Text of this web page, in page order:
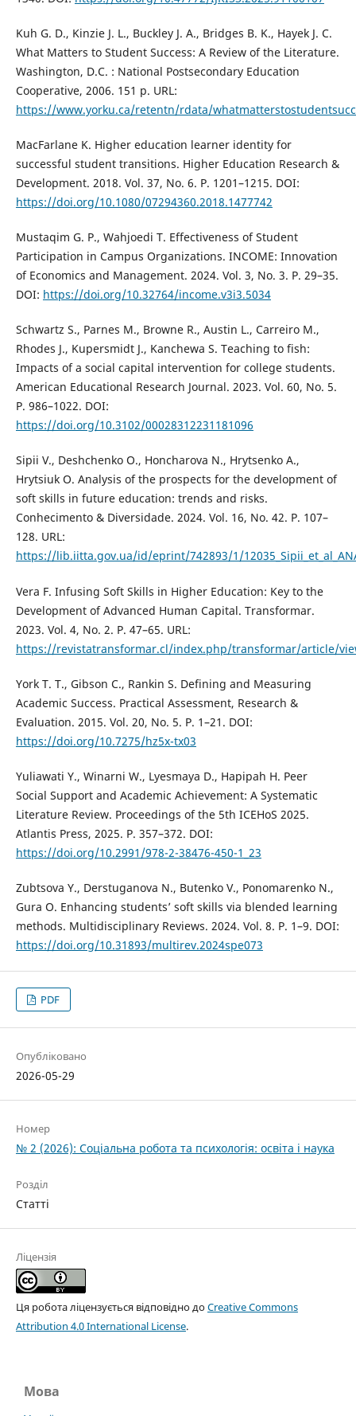
Kuh G. D., Kinzie J. L., Buckley J. A., Bridges B. K., Hayek J. C.
What Matters to Student Success: A Review of the Literature.
Washington, D.C. : National Postsecondary Education
Cooperative, 2006. 151 p. URL:
https://www.yorku.ca/retentn/rdata/
MacFarlane K. Higher education learner identity for
successful student transitions. Higher Education Research &
Development. 2018. Vol. 37, No. 6. P. 1201–1215. DOI:
https://doi.org/10.1080/07294360.2018.1477742
Mustaqim G. P., Wahjoedi T. Effectiveness of Student
Participation in Campus Organizations. INCOME: Innovation
of Economics and Management. 2024. Vol. 3, No. 3. P. 29–35.
DOI: https://doi.org/10.32764/income.v3i3.5034
Schwartz S., Parnes M., Browne R., Austin L., Carreiro M.,
Rhodes J., Kupersmidt J., Kanchewa S. Teaching to fish:
Impacts of a social capital intervention for college students.
American Educational Research Journal. 2023. Vol. 60, No. 5.
P. 986–1022. DOI:
https://doi.org/10.3102/00028312231181096
Sipii V., Deshchenko O., Honcharova N., Hrytsenko A.,
Hrytsiuk O. Analysis of the prospects for the development of
soft skills in future education: trends and risks.
Conhecimento & Diversidade. 2024. Vol. 16, No. 42. P. 107–
128. URL:
https://lib.iitta.gov.ua/id/eprint/742893/1/
Vera F. Infusing Soft Skills in Higher Education: Key to the
Development of Advanced Human Capital. Transformar.
2023. Vol. 4, No. 2. P. 47–65. URL:
https://revistatransformar.cl/index.php/transformar/article/
York T. T., Gibson C., Rankin S. Defining and Measuring
Academic Success. Practical Assessment, Research &
Evaluation. 2015. Vol. 20, No. 5. P. 1–21. DOI:
https://doi.org/10.7275/hz5x-tx03
Yuliawati Y., Winarni W., Lyesmaya D., Hapipah H. Peer
Social Support and Academic Achievement: A Systematic
Literature Review. Proceedings of the 5th ICEHoS 2025.
Atlantis Press, 2025. P. 357–372. DOI:
https://doi.org/10.2991/978-2-38476-450-1_23
Zubtsova Y., Derstuganova N., Butenko V., Ponomarenko N.,
Gura O. Enhancing students’ soft skills via blended learning
methods. Multidisciplinary Reviews. 2024. Vol. 8. P. 1–9. DOI:
https://doi.org/10.31893/multirev.2024spe073
PDF
Опубліковано
2026-05-29
Номер
№ 2 (2026): Соціальна робота та психологія: освіта і наука
Розділ
Статті
Ліцензія
Ця робота ліцензується відповідно доCreative Commons
Attribution 4.0 International License.
Мова